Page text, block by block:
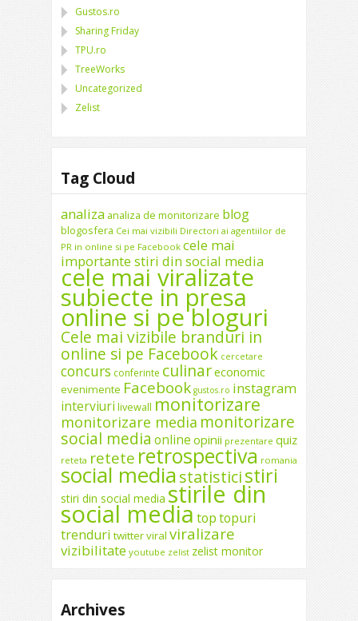
Gustos.ro
Sharing Friday
TPU.ro
TreeWorks
Uncategorized
Zelist
Tag Cloud
analiza analiza de monitorizare blog
blogosfera Cei mai vizibili Directori ai agentiilor de
PR in online si pe Facebook cele mai
importante stiri din social media
cele mai viralizate
subiecte in presa
online si pe bloguri
Cele mai vizibile branduri in
online si pe Facebook cercetare
concurs conferinte culinareconomic
evenimente Facebook gustos.ro instagram
interviuri livewall monitorizare
monitorizare media monitorizare
social media online opinii prezentare quiz
reteta retete retrospectiva romania
social mediastatisticistiri
stiri din social media stirile din
social media toptopuri
trenduri twitterviral viralizare
vizibilitate youtube zelist zelist monitor
Archives